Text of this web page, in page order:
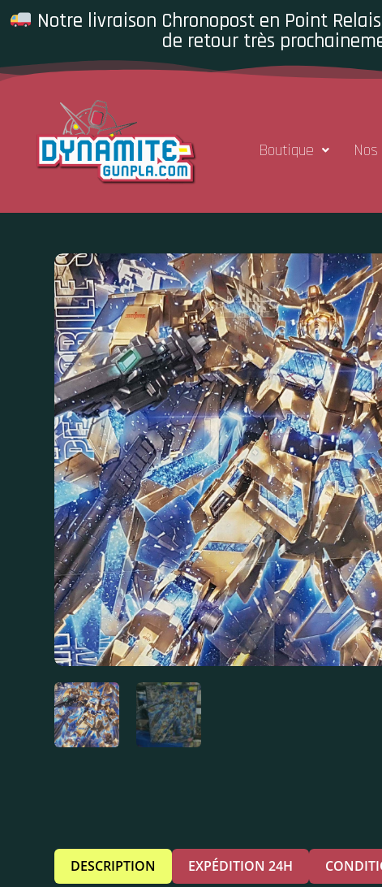
Notre livraison Chronopost en Point
de retour très
Boutique
DESCRIPTION EXPÉDITION 24H